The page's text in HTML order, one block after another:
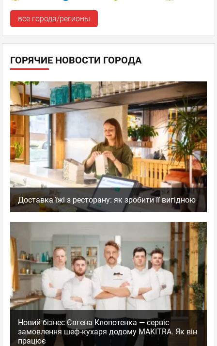
все города/регионы
ГОРЯЧИЕ НОВОСТИ ГОРОДА
Доставка їжі з ресторану: як зробити її вигідною
Новий бізнес Євгена Клопотенка — сервіс
замовлення шеф-кухаря додому MAKITRA. Як він
працює